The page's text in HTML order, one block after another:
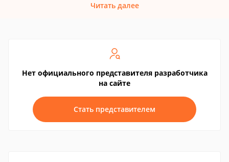
Читать далее
Нет официального представителя разработчика
на сайте
Стать представителем